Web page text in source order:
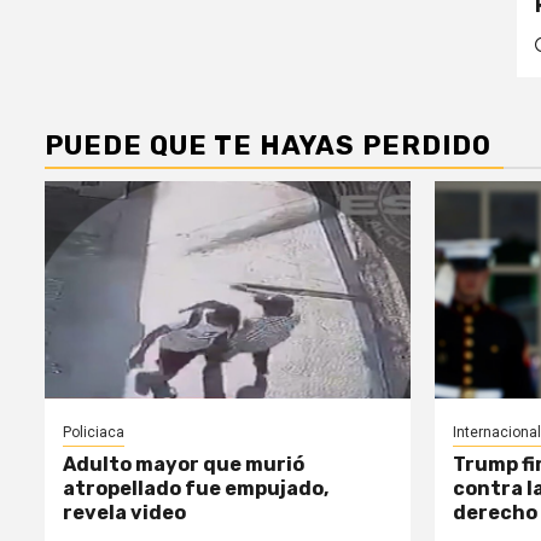
PUEDE QUE TE HAYAS PERDIDO
Policiaca
Adulto mayor que murió
atropellado fue empujado,
revela video
Internacional
Trump
contra